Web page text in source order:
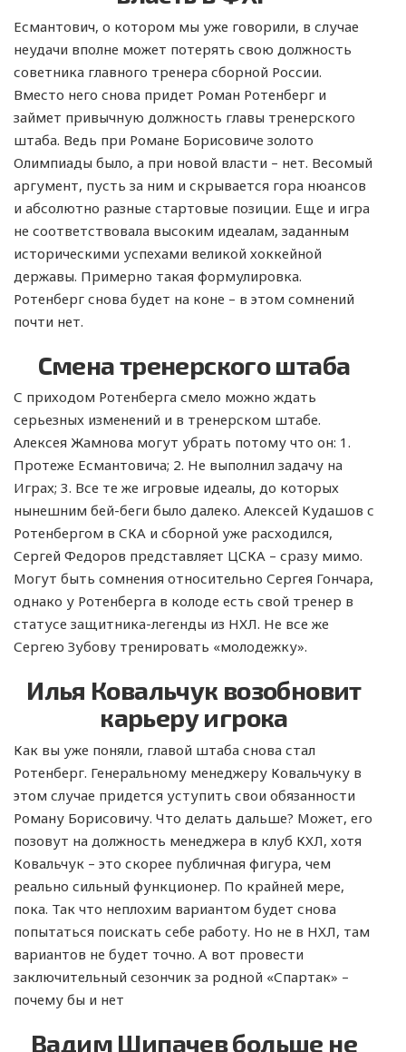
Есмантович, о котором мы уже говорили, в случае
неудачи вполне может потерять свою должность
советника главного тренера сборной России.
Вместо него снова придет Роман Ротенберг и
займет привычную должность главы тренерского
штаба. Ведь при Романе Борисовиче золото
Олимпиады было, а при новой власти – нет. Весомый
аргумент, пусть за ним и скрывается гора нюансов
и абсолютно разные стартовые позиции. Еще и игра
не соответствовала высоким идеалам, заданным
историческими успехами великой хоккейной
державы. Примерно такая формулировка.
Ротенберг снова будет на коне – в этом сомнений
почти нет.
Смена тренерского штаба
С приходом Ротенберга смело можно ждать
серьезных изменений и в тренерском штабе.
Алексея Жамнова могут убрать потому что он: 1.
Протеже Есмантовича; 2. Не выполнил задачу на
Играх; 3. Все те же игровые идеалы, до которых
нынешним бей-беги было далеко. Алексей Кудашов с
Ротенбергом в СКА и сборной уже расходился,
Сергей Федоров представляет ЦСКА – сразу мимо.
Могут быть сомнения относительно Сергея Гончара,
однако у Ротенберга в колоде есть свой тренер в
статусе защитника-легенды из НХЛ. Не все же
Сергею Зубову тренировать «молодежку».
Илья Ковальчук возобновит
карьеру игрока
Как вы уже поняли, главой штаба снова стал
Ротенберг. Генеральному менеджеру Ковальчуку в
этом случае придется уступить свои обязанности
Роману Борисовичу. Что делать дальше? Может, его
позовут на должность менеджера в клуб КХЛ, хотя
Ковальчук – это скорее публичная фигура, чем
реально сильный функционер. По крайней мере,
пока. Так что неплохим вариантом будет снова
попытаться поискать себе работу. Но не в НХЛ, там
вариантов не будет точно. А вот провести
заключительный сезончик за родной «Спартак» –
почему бы и нет
Вадим Шипачев больше не